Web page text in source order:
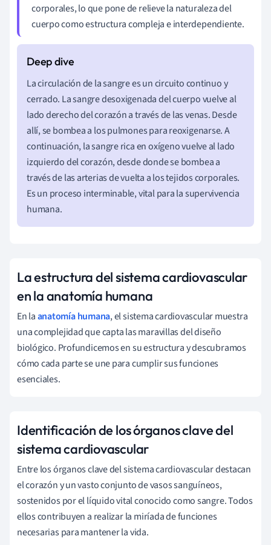
corporales, lo que pone de relieve la naturaleza del
cuerpo como estructura compleja e interdependiente.
La circulación de la sangre es un circuito continuo y
cerrado. La sangre desoxigenada del cuerpo vuelve al
lado derecho del corazón a través de las venas. Desde
allí, se bombea a los pulmones para reoxigenarse. A
continuación, la sangre rica en oxígeno vuelve al lado
izquierdo del corazón, desde donde se bombea a
través de las arterias de vuelta a los tejidos corporales.
Es un proceso interminable, vital para la supervivencia
humana.
La estructura del sistema cardiovascular
en la anatomía humana
En laanatomía humana, el sistema cardiovascular muestra
una complejidad que capta las maravillas del diseño
biológico. Profundicemos en su estructura y descubramos
cómo cada parte se une para cumplir sus funciones
esenciales.
Identificación de los órganos clave del
sistema cardiovascular
Entre los órganos clave del sistema cardiovascular destacan
el corazón y un vasto conjunto de vasos sanguíneos,
sostenidos por el líquido vital conocido como sangre. Todos
ellos contribuyen a realizar la miríada de funciones
necesarias para mantener la vida.